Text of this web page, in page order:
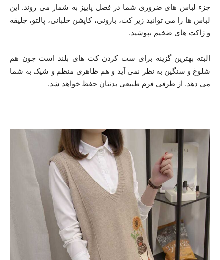
جزء لباس های ضروری شما در فصل پاییز به شمار می روند. این
لباس ها را می توانید زیر کت، بارونی، کاپشن خلبانی، پالتو، جلیقه
و ژاکت های ضخیم بپوشید.
البته بهترین گزینه برای ست کردن کت های بلند است چون هم
شلوغ و سنگین به نظر نمی آید و هم ظاهری منظم و شیک به شما
می دهد. از طرفی فرم طبیعی بدنتان حفظ خواهد شد.